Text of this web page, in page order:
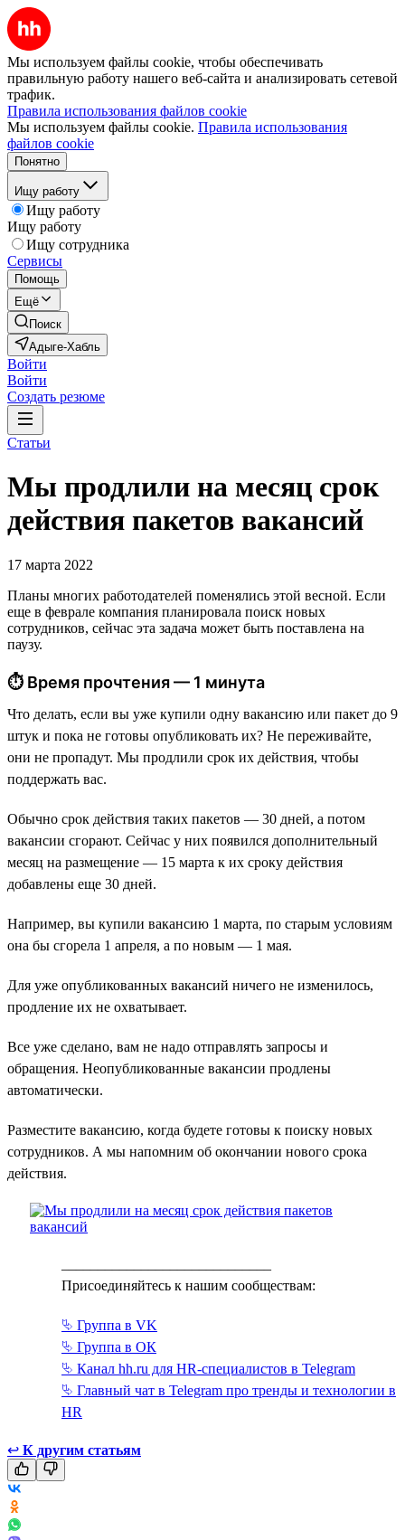
Мы используем файлы cookie, чтобы обеспечивать
правильную работу нашего веб-сайта и анализировать сетевой
трафик.
Правила использования файлов cookie
Мы используем файлы cookie. Правила использования
файлов cookie
Понятно
Ищу работу
Ищу работу
Ищу работу
Ищу сотрудника
Сервисы
Помощь
Ещё
Поиск
Адыге-Хабль
Войти
Войти
Создать резюме
Статьи
Мы продлили на месяц срок
действия пакетов вакансий
17 марта 2022
Планы многих работодателей поменялись этой весной. Если
еще в феврале компания планировала поиск новых
сотрудников, сейчас эта задача может быть поставлена на
паузу.
⏱ Время прочтения — 1 минута
Что делать, если вы уже купили одну вакансию или пакет до 9
штук и пока не готовы опубликовать их? Не переживайте,
они не пропадут. Мы продлили срок их действия, чтобы
поддержать вас.
Обычно срок действия таких пакетов — 30 дней, а потом
вакансии сгорают. Сейчас у них появился дополнительный
месяц на размещение — 15 марта к их сроку действия
добавлены еще 30 дней.
Например, вы купили вакансию 1 марта, по старым условиям
она бы сгорела 1 апреля, а по новым — 1 мая.
Для уже опубликованных вакансий ничего не изменилось,
продление их не охватывает.
Все уже сделано, вам не надо отправлять запросы и
обращения. Неопубликованные вакансии продлены
автоматически.
Разместите вакансию, когда будете готовы к поиску новых
сотрудников. А мы напомним об окончании нового срока
действия.
Присоединяйтесь к нашим сообществам:
⮱ Группа в VK
⮱ Группа в ОК
⮱ Канал hh.ru для HR-специалистов в Telegram
⮱ Главный чат в Telegram про тренды и технологии в
HR
↩ К другим статьям